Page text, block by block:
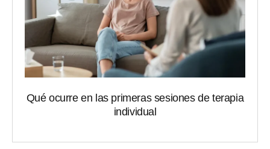
Qué ocurre en las primeras sesiones de terapia
individual